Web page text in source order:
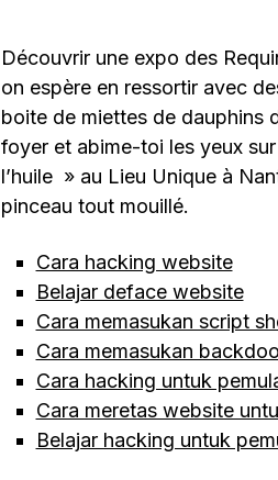
Découvrir une expo des
on espère en ressortir avec
boite de miettes de dauphins
foyer et abime-toi les yeux
l’huile » au Lieu Unique à
pinceau tout mouillé.
Cara hacking website
Belajar deface website
Cara memasukan script
Cara memasukan
Cara hacking untuk
Cara meretas website
Belajar hacking untuk